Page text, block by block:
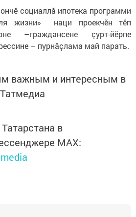
социаллă ипотека программи
жизни» наци проекчӗн тӗп
–граждансене çурт-йӗрпе
– пурнăçлама май парать.
важным и интересным в
Татмедиа
в
MАХ: